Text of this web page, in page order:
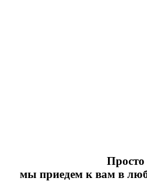
Просто
мы приедем к вам в